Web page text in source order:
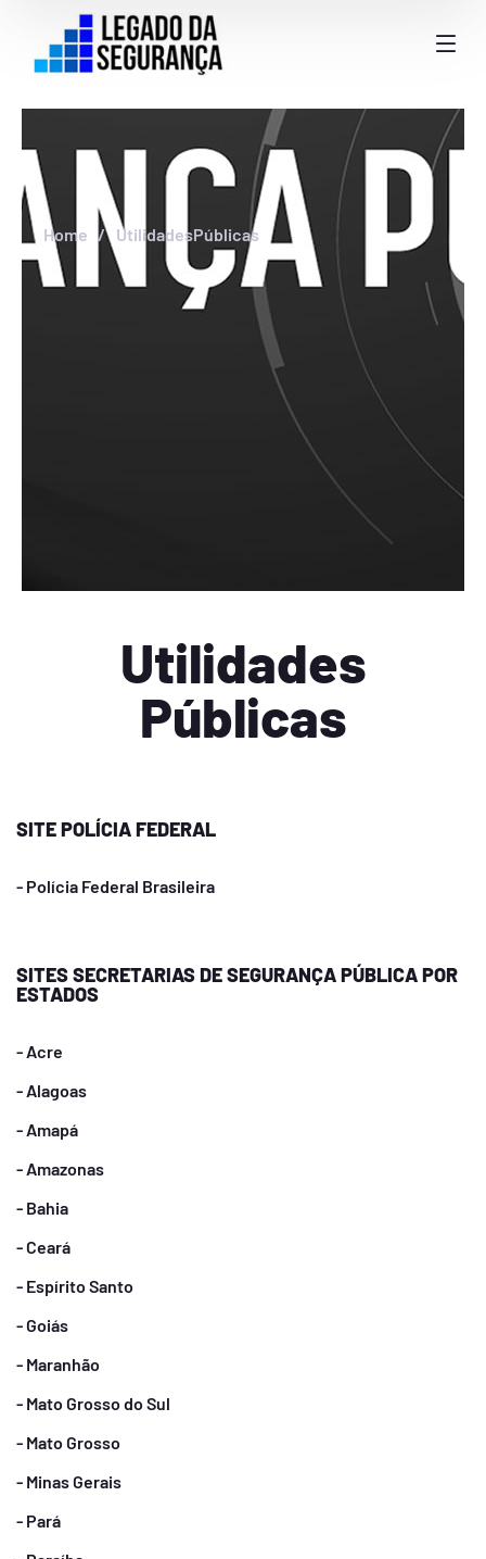
Home UtilidadesPúblicas
Utilidades
Públicas
SITE POLÍCIA FEDERAL
- Polícia Federal Brasileira
SITES SECRETARIAS DE SEGURANÇA PÚBLICA POR
ESTADOS
- Acre
- Alagoas
- Amapá
- Amazonas
- Bahia
- Ceará
- Espírito Santo
- Goiás
- Maranhão
- Mato Grosso do Sul
- Mato Grosso
- Minas Gerais
- Pará